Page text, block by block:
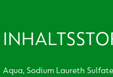
Aqua, Sodium Laureth